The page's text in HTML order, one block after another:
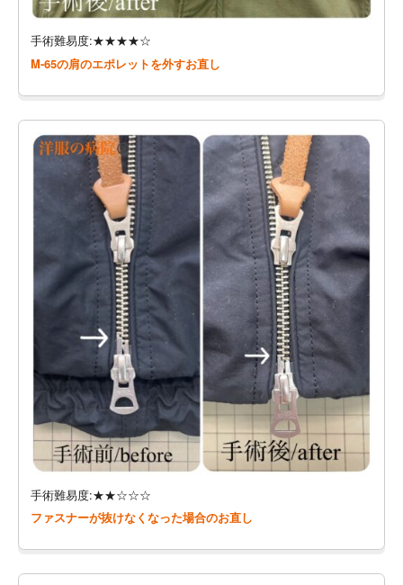
手術難易度:★★★★☆
M-65の肩のエポレットを外すお直し
手術難易度:★★☆☆☆
ファスナーが抜けなくなった場合のお直し